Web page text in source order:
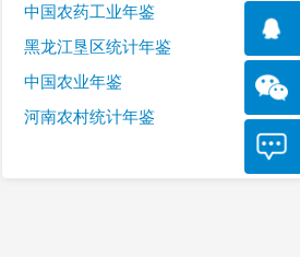
中国农药工业年鉴
黑龙江垦区统计年鉴
中国农业年鉴
河南农村统计年鉴